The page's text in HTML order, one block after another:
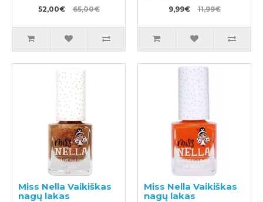
52,00€ 65,00€ 9,99€ 11,99€
Miss Nella Vaikiškas
nagų lakas
Miss Nella Vaikiškas
nagų lakas